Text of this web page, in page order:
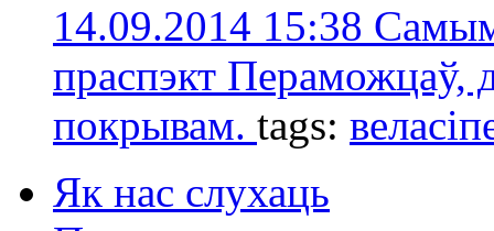
14.09.2014 15:38
праспэкт Пераможцаў,
покрывам. tags:
Як нас слухаць